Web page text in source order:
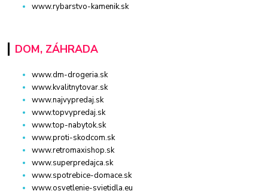
www.rybarstvo-kamenik.sk
DOM, ZÁHRADA
www.dm-drogeria.sk
www.kvalitnytovar.sk
www.najvypredaj.sk
www.topvypredaj.sk
www.top-nabytok.sk
www.proti-skodcom.sk
www.retromaxishop.sk
www.superpredajca.sk
www.spotrebice-domace.sk
www.osvetlenie-svietidla.eu